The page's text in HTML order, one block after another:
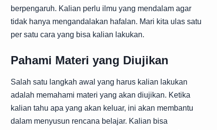
berpengaruh. Kalian perlu ilmu yang mendalam agar
tidak hanya mengandalakan hafalan. Mari kita ulas satu
per satu cara yang bisa kalian lakukan.
Pahami Materi yang Diujikan
Salah satu langkah awal yang harus kalian lakukan
adalah memahami materi yang akan diujikan. Ketika
kalian tahu apa yang akan keluar, ini akan membantu
dalam menyusun rencana belajar. Kalian bisa